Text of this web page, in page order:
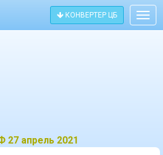
КОНВЕРТЕР ЦБ
27 апрель 2021